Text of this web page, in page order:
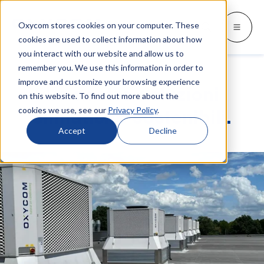
Oxycom stores cookies on your computer. These
cookies are used to collect information about how
you interact with our website and allow us to
remember you. We use this information in order to
improve and customize your browsing experience
on this website. To find out more about the
cookies we use, see our Privacy Policy.
Accept Decline
Prodotti Prodotti
IntrCooll: raffrescamento
adiabatico
Raffrescamento industriale con 90% di
risparmi energetici.
PreCooll: preraffreddamento
adiabatico
Ottimizza il tuo impianto di raffreddamento
con il preraffreddamento adiabatico.
Go back
Settori Settori
SETTORI
Industria metallurgica
Panifici industriali
Industria grafica
Centri di distribuzione
Industria alimentare
Industria delle materie plastiche
Go back
Risorse
Blog e notizie
Whitepapers e casi studio
Documentazione
Go back
Oxycom
CONOSCI CHI SIAMO
Contatti
Assistenza
Partenariato
Su Oxycom
Go back
Languages
SWITCH TO
Deutsch
English
Français
Nederlands
Go back
Le nostre soluzioni
climatiche sostenibili.